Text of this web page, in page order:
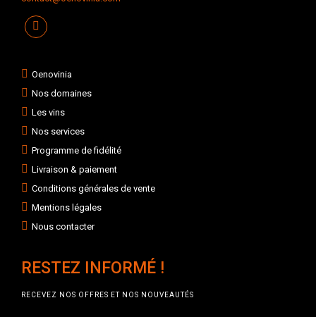
Oenovinia
Nos domaines
Les vins
Nos services
Programme de fidélité
Livraison & paiement
Conditions générales de vente
Mentions légales
Nous contacter
RESTEZ INFORMÉ !
RECEVEZ NOS OFFRES ET NOS NOUVEAUTÉS